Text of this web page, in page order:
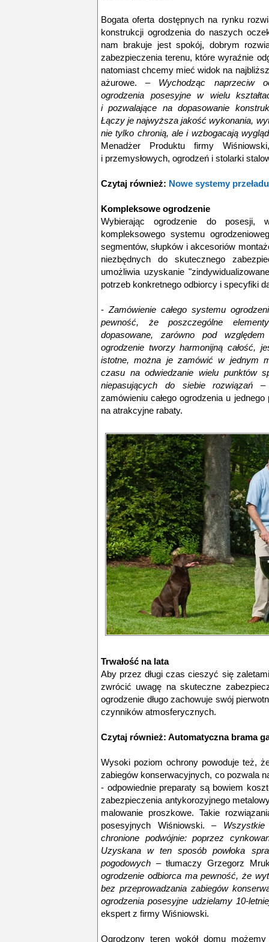
Bogata oferta dostępnych na rynku
konstrukcji ogrodzenia do naszych
nam brakuje jest spokój, dobrym
zabezpieczenia terenu, które wyraźnie
natomiast chcemy mieć widok na
ażurowe. – Wychodząc naprzeciw
ogrodzenia posesyjne w wielu
i pozwalające na dopasowanie
Łączy je najwyższa jakość wykonania,
nie tylko chronią, ale i wzbogacają
Menadżer Produktu firmy
i przemysłowych, ogrodzeń i stolarki
Czytaj również: Nowe systemy
Kompleksowe ogrodzenie
Wybierając ogrodzenie do posesji,
kompleksowego systemu
segmentów, słupków i akcesoriów
niezbędnych do skutecznego
umożliwia uzyskanie
potrzeb konkretnego odbiorcy i specyfiki
- Zamówienie całego systemu
pewność, że poszczególne
dopasowane, zarówno pod
ogrodzenie tworzy harmonijną całość,
istotne, można je zamówić w jednym
czasu na odwiedzanie wielu punktów
niepasujących do siebie rozwiązań –
zamówieniu całego ogrodzenia u
na atrakcyjne rabaty.
Trwałość na lata
Aby przez długi czas cieszyć się
zwrócić uwagę na skuteczne
ogrodzenie długo zachowuje swój
czynników atmosferycznych.
Czytaj również: Automatyczna brama
Wysoki poziom ochrony powoduje też,
zabiegów konserwacyjnych, co pozwala
- odpowiednie preparaty są bowiem
zabezpieczenia antykorozyjnego
malowanie proszkowe. Takie
posesyjnych Wiśniowski. –
chronione podwójnie: poprzez
Uzyskana w ten sposób powłoka
pogodowych – tłumaczy Grzegorz
ogrodzenie odbiorca ma pewność, że
bez przeprowadzania zabiegów
ogrodzenia posesyjne udzielamy 10-
ekspert z firmy Wiśniowski.
Ogrodzony teren wokół domu